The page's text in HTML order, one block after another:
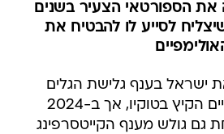
את הספורטאי הצעיר בשנים
לסייע לו להבטיח את
ישראל בענף גלישת הגלים
במשחקים האולימפיים הקיץ בטוקיו, אך ב-2024
גם גולש מענף הקייטסרפינג